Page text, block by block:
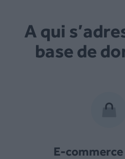
A qui s’adresse cette
base de
E-